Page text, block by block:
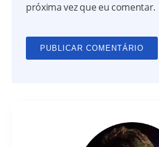
próxima vez que eu comentar.